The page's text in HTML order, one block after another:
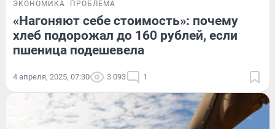
ЭКОНОМИКА ПРОБЛЕМА
«Нагоняют себе стоимость»: почему
хлеб подорожал до 160 рублей, если
пшеница подешевела
4 апреля, 2025, 07:30 3 093 1